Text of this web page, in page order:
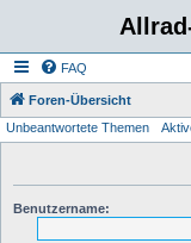
FAQ
Foren-Übersicht
Unbeantwortete Themen
Benutzername: